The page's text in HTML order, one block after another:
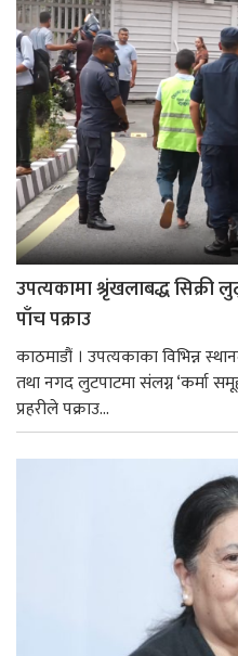
उपत्यकामा श्रृंखलाबद्ध सिक्री
पाँच पक्राउ
काठमाडौं । उपत्यकाका विभिन्न
तथा नगद लुटपाटमा संलग्न ‘कर्मा
प्रहरीले पक्राउ...